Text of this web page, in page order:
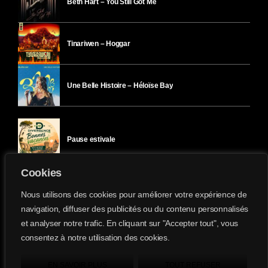
Cookies
Nous utilisons des cookies pour améliorer votre expérience de
navigation, diffuser des publicités ou du contenu personnalisés
et analyser notre trafic. En cliquant sur "Accepter tout", vous
consentez à notre utilisation des cookies.
Beth Hart – You Still Got Me
Tinariwen – Hoggar
Une Belle Histoire – Héloïse Bay
Pause estivale
Ici l’Ombre – mardi 28 juillet